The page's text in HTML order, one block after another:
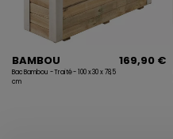
BAMBOU
Bac Bambou - Traité - 100 x 30 x 78,5
cm
169,90 €